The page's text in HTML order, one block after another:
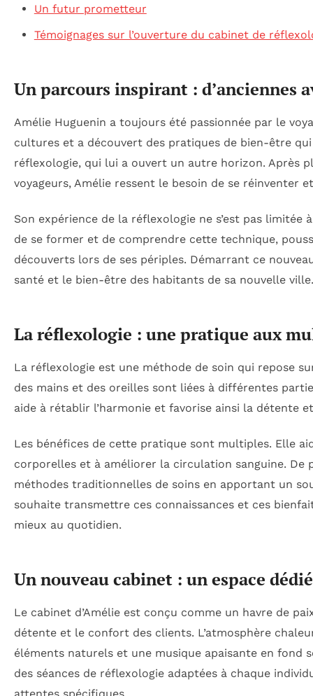
Un futur prometteur
Témoignages sur l’ouverture du cabinet de
Un parcours inspirant : d’anciennes
Amélie Huguenin a toujours été passionnée par le
cultures et a découvert des pratiques de bien-être
réflexologie, qui lui a ouvert un autre horizon. Après
voyageurs, Amélie ressent le besoin de se réinventer
Son expérience de la réflexologie ne s’est pas limitée
de se former et de comprendre cette technique,
découverts lors de ses périples. Démarrant ce
santé et le bien-être des habitants de sa nouvelle ville.
La réflexologie : une pratique aux
La réflexologie est une méthode de soin qui repose
des mains et des oreilles sont liées à différentes
aide à rétablir l’harmonie et favorise ainsi la détente
Les bénéfices de cette pratique sont multiples. Elle
corporelles et à améliorer la circulation sanguine. De
méthodes traditionnelles de soins en apportant un
souhaite transmettre ces connaissances et ces
mieux au quotidien.
Un nouveau cabinet : un espace
Le cabinet d’Amélie est conçu comme un havre de
détente et le confort des clients. L’atmosphère
éléments naturels et une musique apaisante en fond
des séances de réflexologie adaptées à chaque